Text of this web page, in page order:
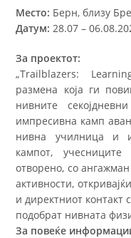
Место: Берн, близу
Датум: 28.07 –
За проектот:
„Trailblazers:
размена која ги
нивните
импресивна камп
нивна училница и
кампот,
отворено, со
активности,
и директниот контакт
подобрат нивната
За повеќе